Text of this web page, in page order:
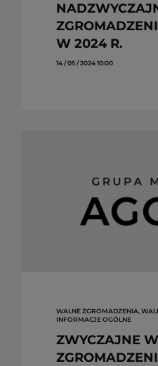
W 2024 R.
14 / 05 / 2024 10:00
WALNE ZGROMADZENIA,
INFORMACJE OGÓLNE
ZWYCZAJNE